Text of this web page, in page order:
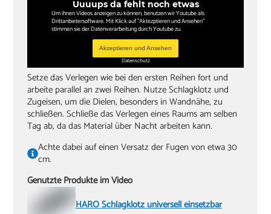
Uuuups da fehlt noch etwas
Um ihnen Videos anzeigen zu können, benutzen wir Youtube als
Drittanbietersoftware. Mit Klick auf "Aktezptieren und Ansehen"
stimmen sie der Datenverarbeitung durch Youtube zu.
Akzeptieren und Ansehen
Datenschutz
Setze das Verlegen wie bei den ersten Reihen fort und
arbeite parallel an zwei Reihen. Nutze Schlagklotz und
Zugeisen, um die Dielen, besonders in Wandnähe, zu
schließen. Schließe das Verlegen eines Raums am selben
Tag ab, da das Material über Nacht arbeiten kann.
Achte dabei auf einen Versatz der Fugen von etwa 30
cm.
Genutzte Produkte im Video
HARO Schlagklotz universell einsetzbar